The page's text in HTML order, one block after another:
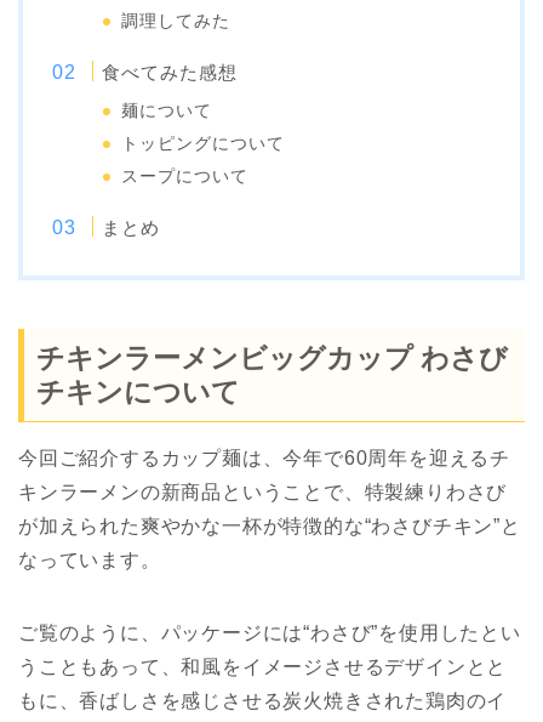
調理してみた
食べてみた感想
麺について
トッピングについて
スープについて
まとめ
チキンラーメンビッグカップ わさび
チキンについて
今回ご紹介するカップ麺は、今年で60周年を迎えるチ
キンラーメンの新商品ということで、特製練りわさび
が加えられた爽やかな一杯が特徴的な“わさびチキン”と
なっています。
ご覧のように、パッケージには“わさび”を使用したとい
うこともあって、和風をイメージさせるデザインとと
もに、香ばしさを感じさせる炭火焼きされた鶏肉のイ